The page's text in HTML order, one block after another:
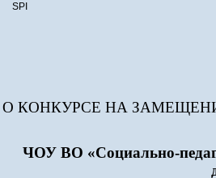
SPI
О КОНКУРСЕ НА
ЧОУ ВО «Социально-